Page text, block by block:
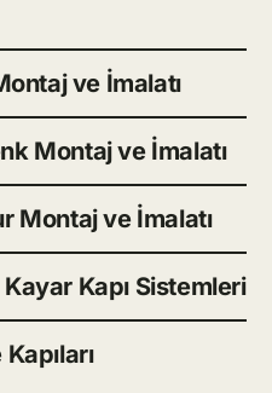
ve İmalatı
Montaj ve İmalatı
Montaj ve İmalatı
Kapı Sistemleri